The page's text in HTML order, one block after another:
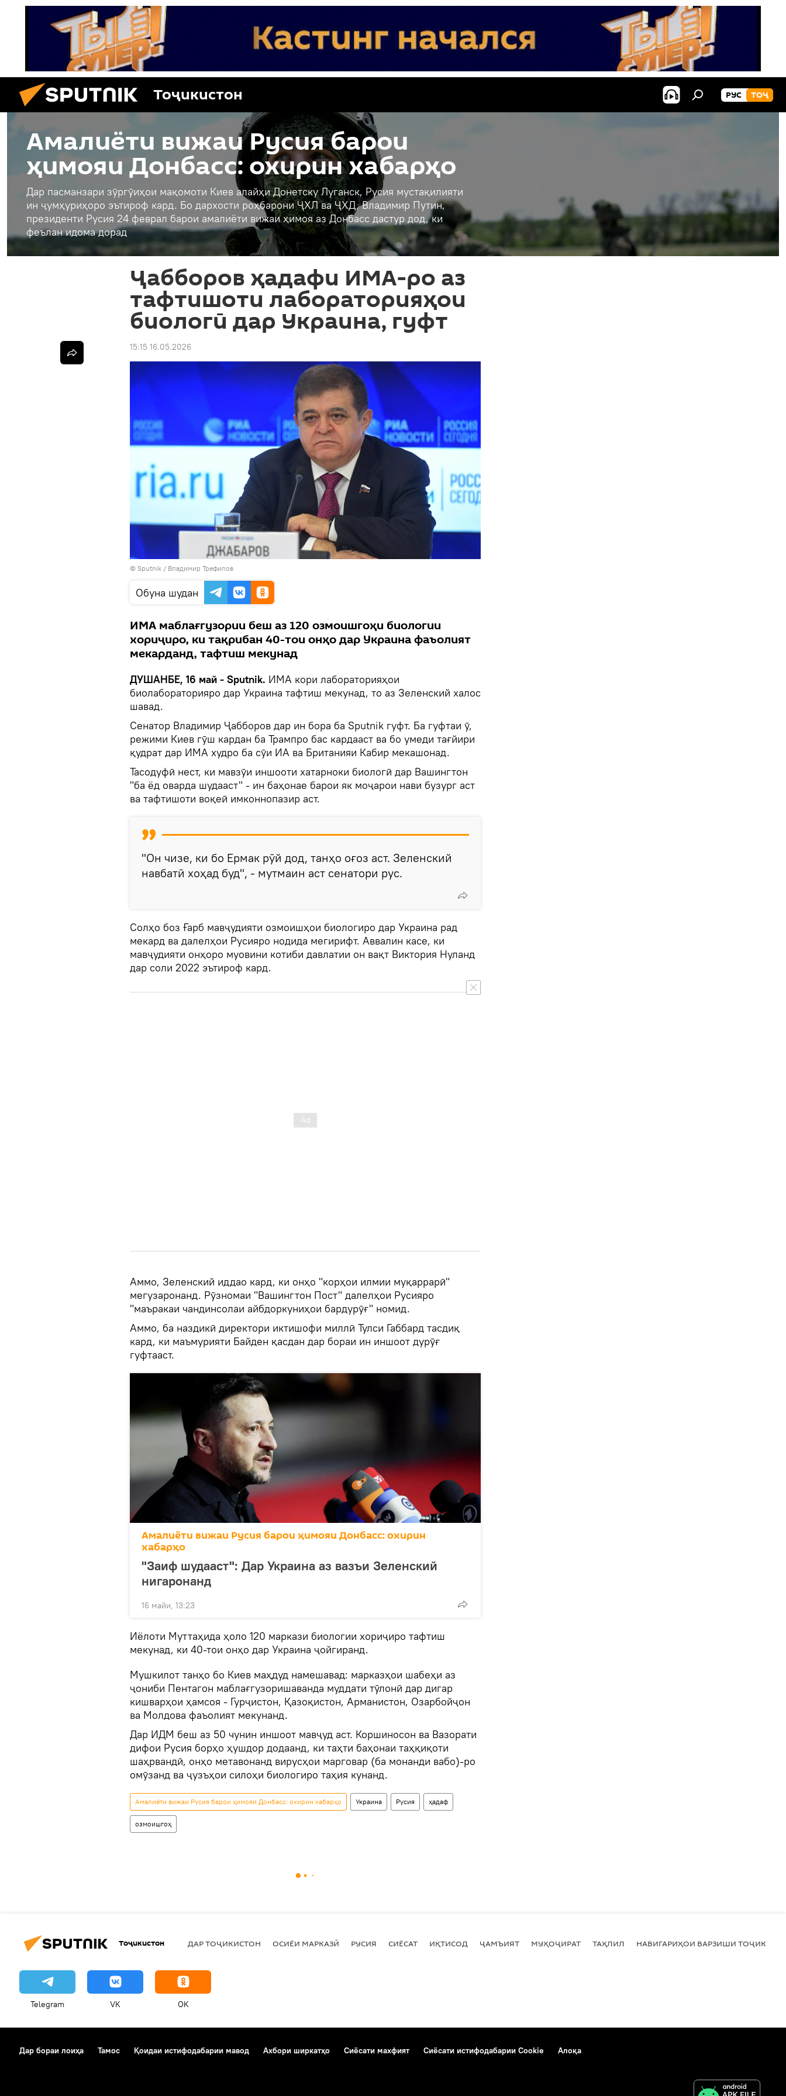
Тоҷикистон РУС ТОҶ
Амалиёти вижаи Русия барои
ҳимояи Донбасс: охирин хабарҳо
Дар пасманзари зӯргӯиҳои мақомоти Киев алайҳи Донетску Луганск, Русия мустақилияти
ин ҷумҳуриҳоро эътироф кард. Бо дархости роҳбарони ҶХЛ ва ҶХД, Владимир Путин,
президенти Русия 24 феврал барои амалиёти вижаи ҳимоя аз Донбасс дастур дод, ки
феълан идома дорад
Ҷабборов ҳадафи ИМА-ро аз
тафтишоти лабораторияҳои
биологӣ дар Украина, гуфт
15:15 16.05.2026
© Sputnik / Владимир Трефилов
Обуна шудан
ИМА маблағгузории беш аз 120 озмоишгоҳи биологии
хориҷиро, ки тақрибан 40-тои онҳо дар Украина фаъолият
мекарданд, тафтиш мекунад
ДУШАНБЕ, 16 май - Sputnik. ИМА кори лабораторияҳои
биолабораторияро дар Украина тафтиш мекунад, то аз Зеленский халос
шавад.
Сенатор Владимир Ҷабборов дар ин бора ба Sputnik гуфт. Ба гуфтаи ӯ,
режими Киев гӯш кардан ба Трампро бас кардааст ва бо умеди тағйири
қудрат дар ИМА худро ба сӯи ИА ва Британияи Кабир мекашонад.
Тасодуфӣ нест, ки мавзӯи иншооти хатарноки биологӣ дар Вашингтон
"ба ёд оварда шудааст" - ин баҳонае барои як моҷарои нави бузург аст
ва тафтишоти воқеӣ имконнопазир аст.
"Он чизе, ки бо Ермак рӯй дод, танҳо оғоз аст. Зеленский
навбатӣ хоҳад буд", - мутмаин аст сенатори рус.
Солҳо боз Ғарб мавҷудияти озмоишҳои биологиро дар Украина рад
мекард ва далелҳои Русияро нодида мегирифт. Аввалин касе, ки
мавҷудияти онҳоро муовини котиби давлатии он вақт Виктория Нуланд
дар соли 2022 эътироф кард.
Аммо, Зеленский иддао кард, ки онҳо "корҳои илмии муқаррарӣ"
мегузаронанд. Рӯзномаи "Вашингтон Пост" далелҳои Русияро
"маъракаи чандинсолаи айбдоркуниҳои бардурӯғ" номид.
Аммо, ба наздикӣ директори иктишофи миллӣ Тулси Габбард тасдиқ
кард, ки маъмурияти Байден қасдан дар бораи ин иншоот дурӯғ
гуфтааст.
Амалиёти вижаи Русия барои ҳимояи Донбасс: охирин
хабарҳо
"Заиф шудааст": Дар Украина аз вазъи Зеленский
нигаронанд
16 майи, 13:23
Иёлоти Муттаҳида ҳоло 120 маркази биологии хориҷиро тафтиш
мекунад, ки 40-тои онҳо дар Украина ҷойгиранд.
Мушкилот танҳо бо Киев маҳдуд намешавад: марказҳои шабеҳи аз
ҷониби Пентагон маблағгузоришаванда муддати тӯлонӣ дар дигар
кишварҳои ҳамсоя - Гурҷистон, Қазоқистон, Арманистон, Озарбойҷон
ва Молдова фаъолият мекунанд.
Дар ИДМ беш аз 50 чунин иншоот мавҷуд аст. Коршиносон ва Вазорати
дифои Русия борҳо ҳушдор додаанд, ки таҳти баҳонаи таҳқиқоти
шаҳрвандӣ, онҳо метавонанд вирусҳои марговар (ба монанди вабо)-ро
омӯзанд ва ҷузъҳои силоҳи биологиро таҳия кунанд.
Амалиёти вижаи Русия барои ҳимояи Донбасс: охирин хабарҳо Украина Русия ҳадаф
озмоишгоҳ
Тоҷикистон ДАР ТОҶИКИСТОН ОСИЁИ МАРКАЗӢ РУСИЯ СИЁСАТ ИҚТИСОД ҶАМЪИЯТ МУҲОҶИРАТ ТАҲЛИЛ НАВИГАРИҲОИ ВАРЗИШИ
Telegram VK OK
Дар бораи лоиҳа Тамос Қоидаи истифодабарии мавод Ахбори ширкатҳо Сиёсати махфият Сиёсати истифодабарии Cookie Алоқа